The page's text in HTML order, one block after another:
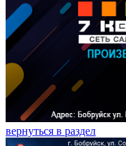
вернуться в раздел